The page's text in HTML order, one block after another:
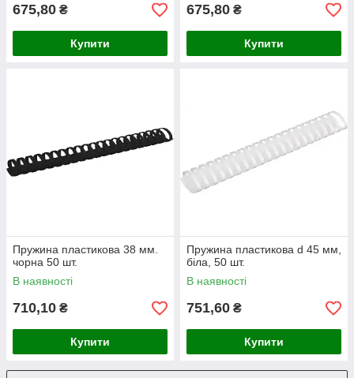
675,80 ₴
Купити
675,80 ₴
Купити
Пружина пластикова 38 мм.
чорна 50 шт.
В наявності
710,10 ₴
Купити
Пружина пластикова d 45 мм,
біла, 50 шт.
В наявності
751,60 ₴
Купити